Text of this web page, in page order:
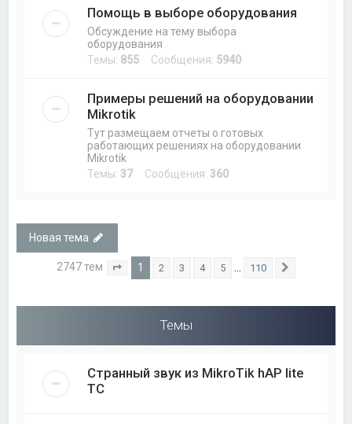
Помощь в выборе оборудования
Обсуждение на тему выбора
оборудования
Темы: 855 Сообщения: 5940
Примеры решений на оборудовании
Mikrotik
Тут размещаем отчеты о готовых
работающих решениях на оборудовании
Mikrotik
Темы: 37Сообщения: 360
Новая тема
2747 тем Страница из 110
1 2 3 4 5 110
Темы
Странный звук из MikroTik hAP lite
TC